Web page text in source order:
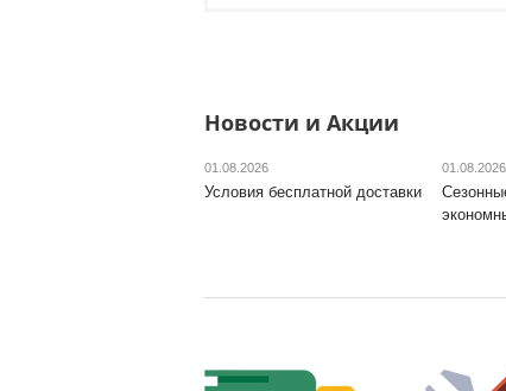
Новости и Акции
01.08.2026
Условия бесплатной доставки
01.08.2026